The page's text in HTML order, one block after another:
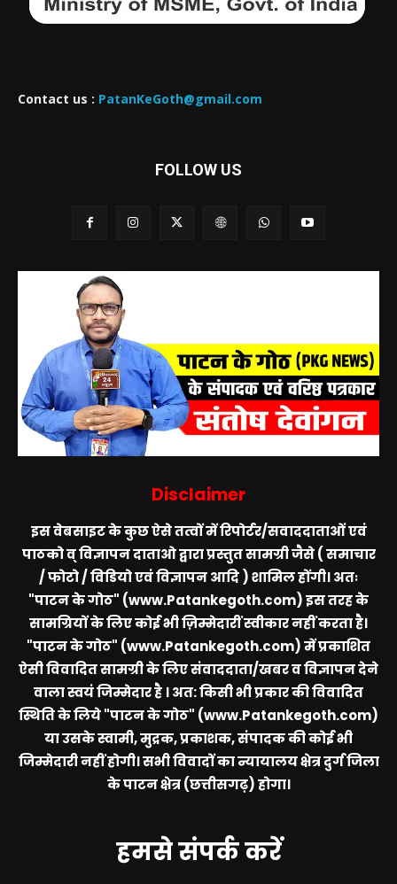
Contact us : PatanKeGoth@gmail.com
FOLLOW US
Disclaimer
इस वेबसाइट के कुछ ऐसे तत्वों में रिपोर्टर/सवाददाताओं एवं
पाठको व् विज्ञापन दाताओ द्वारा प्रस्तुत सामग्री जैसे ( समाचार
/ फोटो / विडियो एवं विज्ञापन आदि ) शामिल होंगी। अतः
"पाटन के गोठ" (www.Patankegoth.com)इस तरह के
सामग्रियों के लिए कोई भी ज़िम्मेदारीं स्वीकार नहीं करता है।
"पाटन के गोठ" (www.Patankegoth.com)में प्रकाशित
ऐसी विवादित सामग्री के लिए संवाददाता/खबर व विज्ञापन देने
वाला स्वयं जिम्मेदार है । अत: किसी भी प्रकार की विवादित
स्थिति के लिये"पाटन के गोठ" (www.Patankegoth.com)
या उसके स्वामी, मुद्रक, प्रकाशक, संपादक की कोई भी
जिम्मेदारी नहीं होगी। सभी विवादों का न्यायालय क्षेत्र दुर्ग जिला
के पाटन क्षेत्र (छत्तीसगढ़) होगा।
हमसे संपर्क करें